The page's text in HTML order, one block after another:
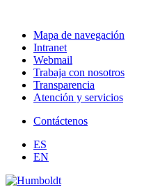
Mapa de navegación
Intranet
Webmail
Trabaja con nosotros
Transparencia
Atención y servicios
Contáctenos
ES
EN